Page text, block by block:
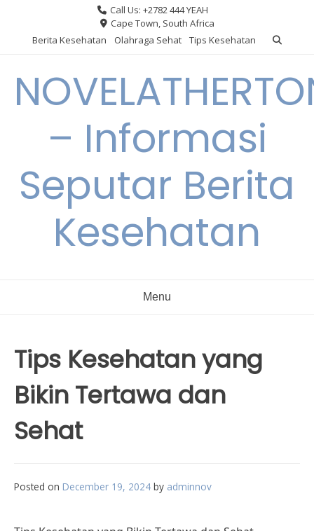
content
Call Us: +2782 444 YEAH
Cape Town, South Africa
Berita Kesehatan
Olahraga Sehat Tips Kesehatan
– Informasi
Seputar Berita
Kesehatan
Menu
Tips Kesehatan yang
Bikin Tertawa dan
Sehat
Posted on December 19, 2024 by adminnov